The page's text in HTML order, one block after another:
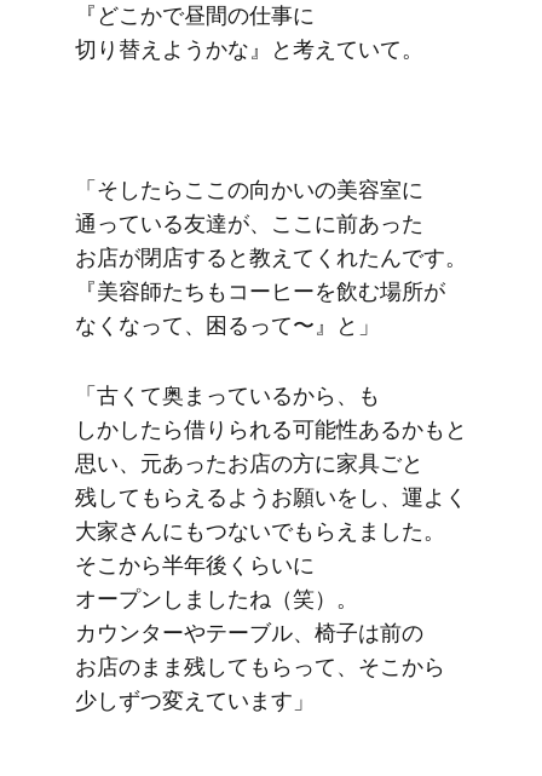
『どこかで​昼間の​仕事に​
切り替えようかな』と​考えていて。
「そしたら​ここの​向かいの​美容室に​
通っている​友達が、​ここに​前あった​
お店が​閉店すると​教えてくれたんです。​
『美容師たちも​コーヒーを​飲む場所が​
なくなって、​困るって〜』と」
「古くて​奥まっているから、​も​
しかしたら​借りられる​可能性あるかもと​
思い、​元あった​お店の​方に​家具ごと​
残して​もらえるよう​お願いを​し、​運よく​
大家さんに​も​つないでもらえました。​
そこから​半年後くらいに​
オープンしましたね​（笑）。​
カウンターや​テーブル、​椅子は​前の​
お店の​まま​残して​もらって、​そこから​
少しずつ​変えています」